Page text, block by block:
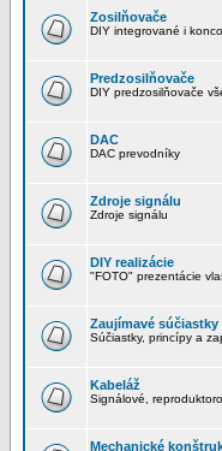
Zosilňovače
DIY integrované i
Predzosilňovače
DIY predzosilňovače
DAC
DAC prevodníky
Zdroje signálu
Zdroje signálu
DIY realizácie
"FOTO" prezentácie
Zaujímavé súčiastky
Súčiastky, princípy a
Kabeláž
Signálové,
Mechanické